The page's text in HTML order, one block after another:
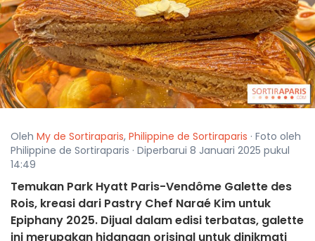
Oleh My de Sortiraparis, Philippine de Sortiraparis · Foto oleh
Philippine de Sortiraparis · Diperbarui 8 Januari 2025 pukul
14:49
Temukan Park Hyatt Paris-Vendôme Galette des
Rois, kreasi dari Pastry Chef Naraé Kim untuk
Epiphany 2025. Dijual dalam edisi terbatas, galette
ini merupakan hidangan orisinal untuk dinikmati